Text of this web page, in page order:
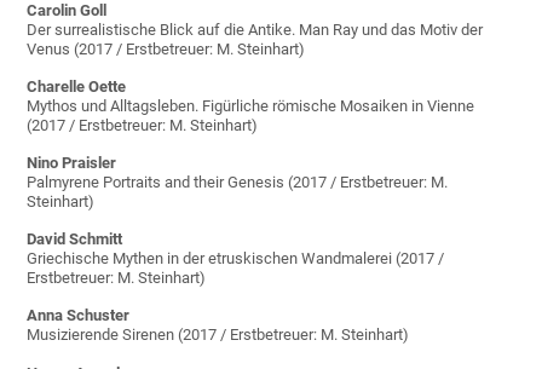
Carolin Goll
Der surrealistische Blick auf die Antike. Man Ray und das Motiv der
Venus (2017 / Erstbetreuer: M. Steinhart)
Charelle Oette
Mythos und Alltagsleben. Figürliche römische Mosaiken in Vienne
(2017 / Erstbetreuer: M. Steinhart)
Nino Praisler
Palmyrene Portraits and their Genesis (2017 / Erstbetreuer: M.
Steinhart)
David Schmitt
Griechische Mythen in der etruskischen Wandmalerei (2017 /
Erstbetreuer: M. Steinhart)
Anna Schuster
Musizierende Sirenen (2017 / Erstbetreuer: M. Steinhart)